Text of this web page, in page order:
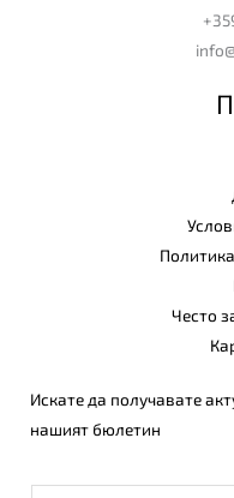
Често
Искате да получавате
нашият бюлетин